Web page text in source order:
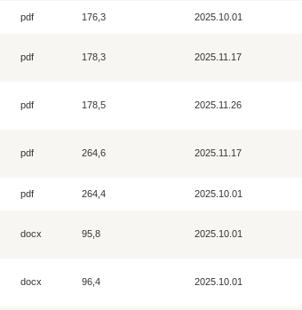
pdf 176,3 2025.10.01
pdf 178,3 2025.11.17
pdf 178,5 2025.11.26
pdf 264,6 2025.11.17
pdf 264,4 2025.10.01
docx 95,8 2025.10.01
docx 96,4 2025.10.01